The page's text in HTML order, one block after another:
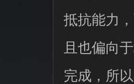
抵抗能力
且也偏向
完成，所